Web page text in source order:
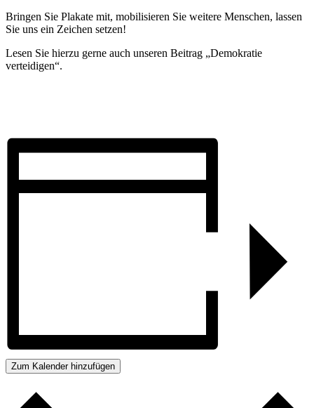
Bringen Sie Plakate mit, mobilisieren Sie weitere Menschen, lassen
Sie uns ein Zeichen setzen!
Lesen Sie hierzu gerne auch unseren Beitrag „Demokratie
verteidigen“.
Zum Kalender hinzufügen